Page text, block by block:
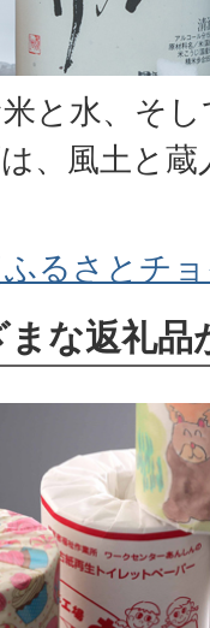
と水、そ
、風土と
るさとチ
な返礼品